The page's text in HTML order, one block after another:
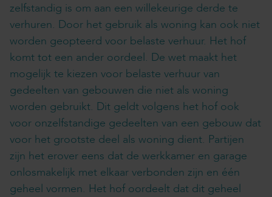
zelfstandig is om aan een willekeurige derde te
verhuren. Door het gebruik als woning kan ook niet
worden geopteerd voor belaste verhuur. Het hof
komt tot een ander oordeel. De wet maakt het
mogelijk te kiezen voor belaste verhuur van
gedeelten van gebouwen die niet als woning
worden gebruikt. Dit geldt volgens het hof ook
voor onzelfstandige gedeelten van een gebouw dat
voor het grootste deel als woning dient. Partijen
zijn het erover eens dat de werkkamer en garage
onlosmakelijk met elkaar verbonden zijn en één
geheel vormen. Het hof oordeelt dat dit geheel